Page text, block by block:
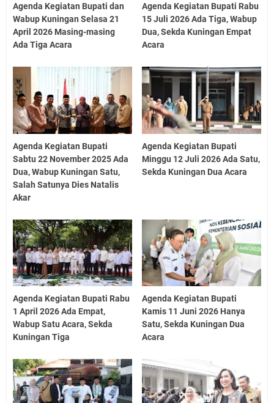
Agenda Kegiatan Bupati dan
Wabup Kuningan Selasa 21
April 2026 Masing-masing
Ada Tiga Acara
Agenda Kegiatan Bupati Rabu
15 Juli 2026 Ada Tiga, Wabup
Dua, Sekda Kuningan Empat
Acara
Agenda Kegiatan Bupati
Sabtu 22 November 2025 Ada
Dua, Wabup Kuningan Satu,
Salah Satunya Dies Natalis
Akar
Agenda Kegiatan Bupati
Minggu 12 Juli 2026 Ada Satu,
Sekda Kuningan Dua Acara
Agenda Kegiatan Bupati Rabu
1 April 2026 Ada Empat,
Wabup Satu Acara, Sekda
Kuningan Tiga
Agenda Kegiatan Bupati
Kamis 11 Juni 2026 Hanya
Satu, Sekda Kuningan Dua
Acara